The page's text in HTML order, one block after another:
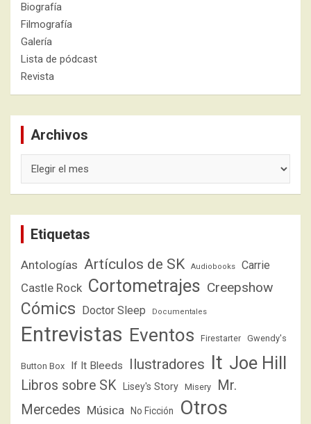
Biografía
Filmografía
Galería
Lista de pódcast
Revista
Archivos
Etiquetas
Antologías Artículos de SK Audiobooks Carrie
Castle Rock Cortometrajes Creepshow
Cómics Doctor Sleep Documentales
Entrevistas Eventos Firestarter Gwendy's
Button Box If It Bleeds Ilustradores It Joe Hill
Libros sobre SK Lisey's Story Misery
Mr.
Mercedes Música No Ficción
Otros